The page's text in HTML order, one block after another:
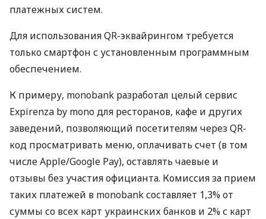
платежных систем.
Для использования QR-эквайрингом требуется
только смартфон с установленным программным
обеспечением.
К примеру, monobank разработал целый сервис
Expirenza by mono для ресторанов, кафе и других
заведений, позволяющий посетителям через QR-
код просматривать меню, оплачивать счет (в том
числе Apple/Google Pay), оставлять чаевые и
отзывы без участия официанта. Комиссия за прием
таких платежей в monobank составляет 1,3% от
суммы со всех карт украинских банков и 2% с карт